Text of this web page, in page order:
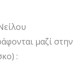
μαζί στην
: